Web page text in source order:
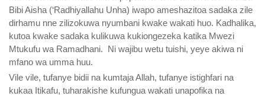
Bibi Aisha (‘Radhiyallahu Unha) iwapo ameshazitoa sadaka zile
dirhamu nne zilizokuwa nyumbani kwake wakati huo. Kadhalika,
kutoa kwake sadaka kulikuwa kukiongezeka katika Mwezi
Mtukufu wa Ramadhani. Ni wajibu wetu tuishi, yeye akiwa ni
mfano wa umma huu.
Vile vile, tufanye bidii na kumtaja Allah, tufanye istighfari na
kukaa Itikafu, tuharakishe kufungua wakati unapofika na